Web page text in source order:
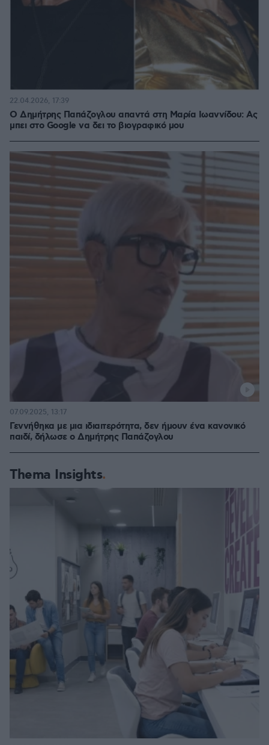
Ο Δημήτρης Παπάζογλου απαντά στη Μαρία Ιωαννίδου: Ας
μπει στο Google να δει το βιογραφικό μου
22.04.2026, 17:39
Γεννήθηκα με μια ιδιαιτερότητα, δεν ήμουν ένα κανονικό
παιδί, δήλωσε ο Δημήτρης Παπάζογλου
07.09.2025, 13:17
Thema Insights